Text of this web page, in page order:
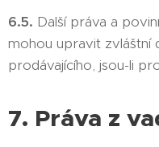
6.5. Další práva a
mohou upravit zvláštní
prodávajícího, jsou-li
7. Práva z